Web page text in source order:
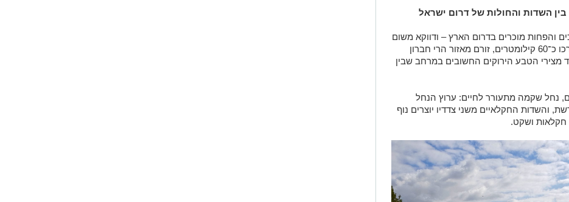
השדות והחולות של דרום ישראל
והפחות מוכרים בדרום הארץ – ודווקא משום
כך הוא מצליח להפתיע. הנחל, שאורכו כ־60 קילומטרים, זורם מאזור הרי חברון
מצירי הטבע הירוקים החשובים במרחב שבין
נחל שקמה מתעורר לחיים: ערוץ הנחל
והשדות החקלאיים משני צדדיו יוצרים נוף
חקלאות ושקט.